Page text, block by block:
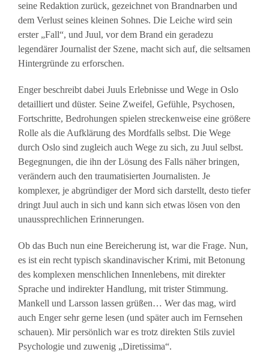
seine Redaktion zurück, gezeichnet von Brandnarben und
dem Verlust seines kleinen Sohnes. Die Leiche wird sein
erster „Fall“, und Juul, vor dem Brand ein geradezu
legendärer Journalist der Szene, macht sich auf, die seltsamen
Hintergründe zu erforschen.
Enger beschreibt dabei Juuls Erlebnisse und Wege in Oslo
detailliert und düster. Seine Zweifel, Gefühle, Psychosen,
Fortschritte, Bedrohungen spielen streckenweise eine größere
Rolle als die Aufklärung des Mordfalls selbst. Die Wege
durch Oslo sind zugleich auch Wege zu sich, zu Juul selbst.
Begegnungen, die ihn der Lösung des Falls näher bringen,
verändern auch den traumatisierten Journalisten. Je
komplexer, je abgründiger der Mord sich darstellt, desto tiefer
dringt Juul auch in sich und kann sich etwas lösen von den
unaussprechlichen Erinnerungen.
Ob das Buch nun eine Bereicherung ist, war die Frage. Nun,
es ist ein recht typisch skandinavischer Krimi, mit Betonung
des komplexen menschlichen Innenlebens, mit direkter
Sprache und indirekter Handlung, mit trister Stimmung.
Mankell und Larsson lassen grüßen… Wer das mag, wird
auch Enger sehr gerne lesen (und später auch im Fernsehen
schauen). Mir persönlich war es trotz direkten Stils zuviel
Psychologie und zuwenig „Diretissima“.